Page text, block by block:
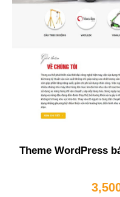
Theme WordPress